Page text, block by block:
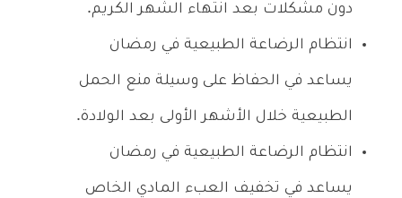
دون مشكلات بعد انتهاء الشهر الكريم.
انتظام الرضاعة الطبيعية في رمضان
يساعد في الحفاظ على وسيلة منع الحمل
الطبيعية خلال الأشهر الأولى بعد الولادة.
انتظام الرضاعة الطبيعية في رمضان
يساعد في تخفيف العبء المادي الخاص